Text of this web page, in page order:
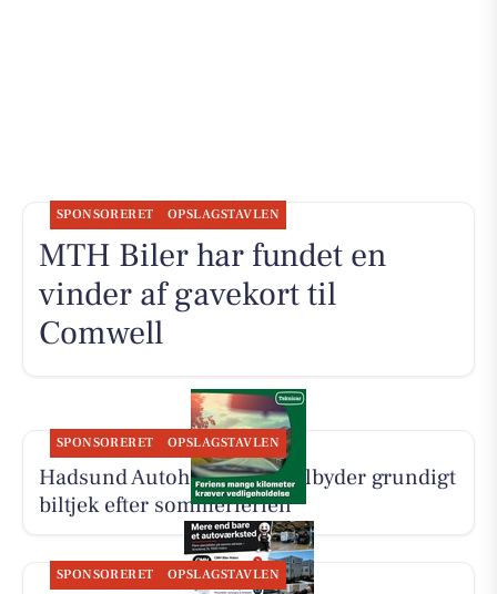
SPONSORERET OPSLAGSTAVLEN
MTH Biler har fundet en
vinder af gavekort til
Comwell
SPONSORERET OPSLAGSTAVLEN
Hadsund Autohandel ApS tilbyder grundigt
biltjek efter sommerferien
SPONSORERET OPSLAGSTAVLEN